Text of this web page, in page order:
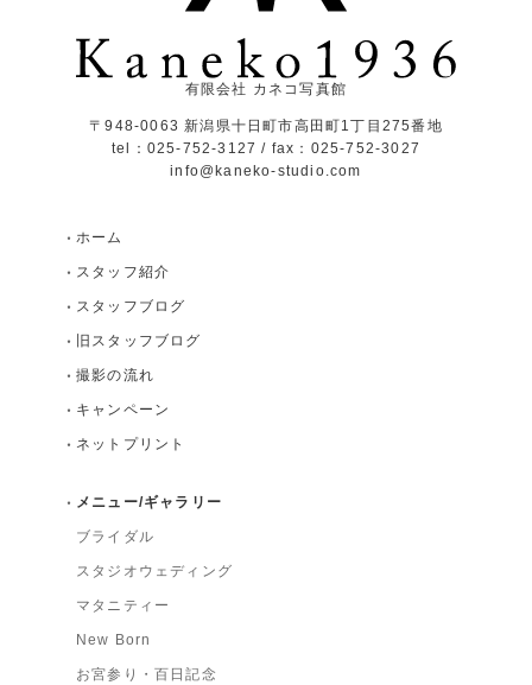
有限会社 カネコ写真館
〒948-0063 新潟県十日町市高田町1丁目275番地
tel：025-752-3127 / fax：025-752-3027
info@kaneko-studio.com
ホーム
スタッフ紹介
スタッフブログ
旧スタッフブログ
撮影の流れ
キャンペーン
ネットプリント
メニュー/ギャラリー
ブライダル
スタジオウェディング
マタニティー
New Born
お宮参り・百日記念